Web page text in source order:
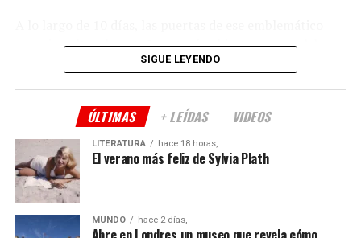
espacio cultural porteño estarán abiertas para celebrar
un año más de vida, haciendo partícipe a la comunidad
Tras haber cumplido cuatro años en la nueva sede
ubicada en el barrio de San Cristóbal, sus productores
Teresa RodríguezyEduardo Mischcelebran la
segunda entrega del Festival.
En esta casona de 1913 donde vivieron
Tejada GómezyMercedes Sosa, la música vibra entre
SIGUE LEYENDO
ÚLTIMAS + LEÍDAS VIDEOS
LITERATURA hace 18 horas,
El verano más feliz de Sylvia Plath
MUNDO hace 2 días,